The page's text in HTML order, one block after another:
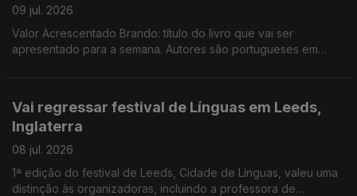
09 jul. 2026
Valor Acrescentado Brando: título do livro que vai ser
apresentado para a semana. Autores são portugueses em
Vai regressar festival de Línguas em Leeds,
Inglaterra
08 jul. 2026
1ª edição do festival de Leeds, Cidade de Línguas, valeu uma
distinção às organizadoras, incluindo a professora de